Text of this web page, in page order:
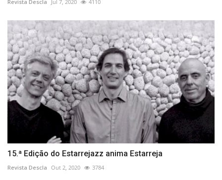
Revista Descla Jul 7, 2020 4110
15.ª Edição do Estarrejazz anima Estarreja
Revista Descla Out 2, 2020 3784